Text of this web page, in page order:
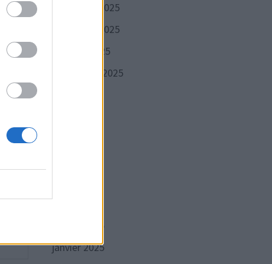
Publication
?
décembre 2025
novembre 2025
octobre 2025
septembre 2025
mars 2025
février 2025
janvier 2025